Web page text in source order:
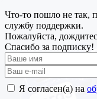
Что-то пошло не так,
службу поддержки.
Пожалуйста,
Спасибо за подписку!
Я согласен(а) на